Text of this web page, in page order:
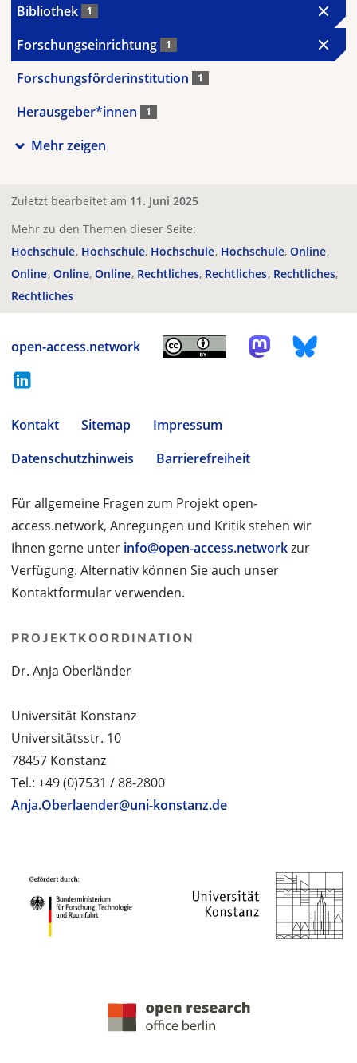
Bibliothek 1
Forschungseinrichtung 1
Forschungsförderinstitution 1
Herausgeber*innen 1
Mehr zeigen
Zuletzt bearbeitet am 11. Juni 2025
Mehr zu den Themen dieser Seite:
Hochschule Hochschule Hochschule Hochschule Online
Online Online Online Rechtliches Rechtliches Rechtliches
Rechtliches
open-access.network
Kontakt Sitemap
Impressum
Datenschutzhinweis
Barrierefreiheit
Für allgemeine Fragen zum Projekt open-
access.network, Anregungen und Kritik stehen wir
Ihnen gerne unter info@open-access.networkzur
Verfügung. Alternativ können Sie auch unser
Kontaktformular verwenden.
PROJEKTKOORDINATION
Dr. Anja Oberländer
Universität Konstanz
Universitätsstr. 10
78457 Konstanz
Tel.: +49 (0)7531 / 88-2800
Anja.Oberlaender@uni-konstanz.de